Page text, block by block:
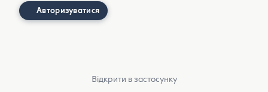
Авторизуватися
Відкрити в застосунку